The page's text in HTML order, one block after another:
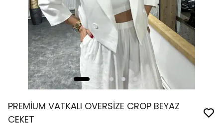
PREMİUM VATKALI OVERSİZE CROP BEYAZ
CEKET